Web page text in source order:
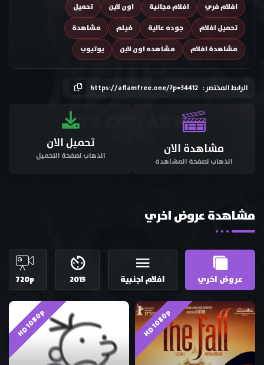
افلام فري
افلام مجانية اون لاين
تحميل
تحميل افلام
جوده عالية فيلم
مشاهدة
مشاهدة افلام
مشاهده اون لاين يوتيوب
الرابط المختصر : https://aflamfree.one/?p=34412
مشاهدة الان
الذهاب لصفحة المشاهدة
تحميل الان
الذهاب لصفحة التحميل
مشاهدة عروض اخري
عروض اخري افلام اجنبية 2015
720p
HD 1080p
HD 1080p